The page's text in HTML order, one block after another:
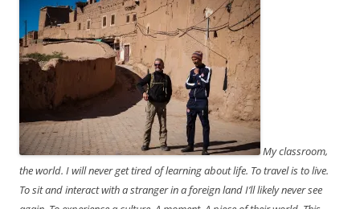
My classroom,
the world. I will never get tired of learning about life. To travel is to live.
To sit and interact with a stranger in a foreign land I’ll likely never see